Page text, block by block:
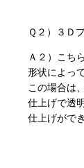
Ｑ２）３Ｄ
Ａ２）こち
形状によっ
この場合は
仕上げで透
仕上げがで